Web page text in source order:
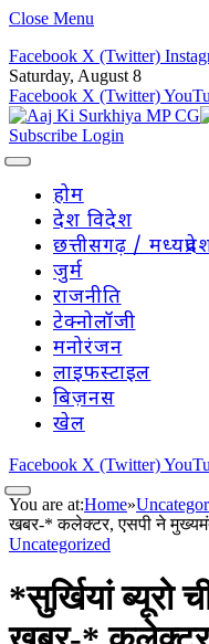
Close Menu
Facebook X (Twitter)
Saturday, August 8
Facebook X (Twitter)
Subscribe Login
होम
देश विदेश
छत्तीसगढ़ /
जुर्म
राजनीति
टेक्नोलॉजी
मनोरंजन
लाइफस्टाइल
बिज़नस
खेल
Facebook X (Twitter)
You are at:Home»
खबर-* कलेक्टर, एसपी ने
Uncategorized
*सुर्खियां ब्यूरो